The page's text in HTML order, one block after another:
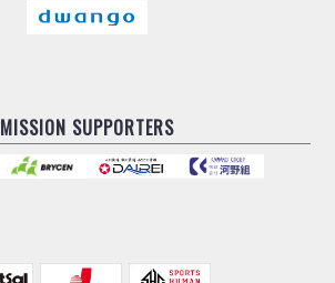
MISSION SUPPORTERS